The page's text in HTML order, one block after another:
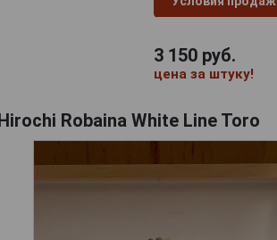
3 150руб.
цена за штуку!
Robaina White Line Toro